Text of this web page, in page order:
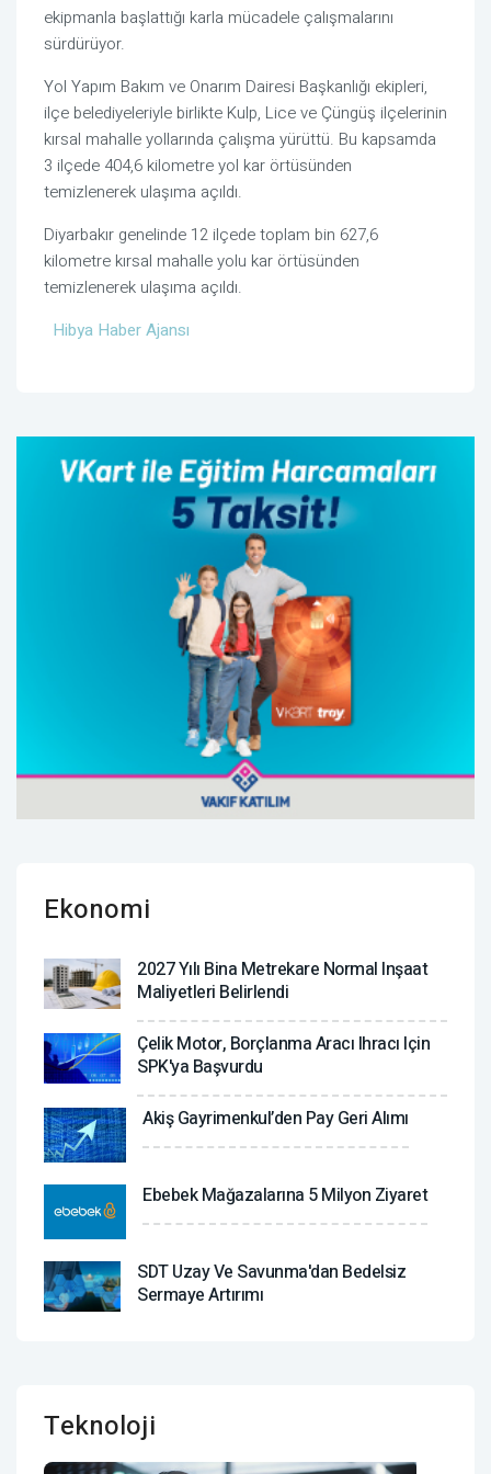
ekipmanla başlattığı karla mücadele çalışmalarını
sürdürüyor.
Yol Yapım Bakım ve Onarım Dairesi Başkanlığı ekipleri,
ilçe belediyeleriyle birlikte Kulp, Lice ve Çüngüş ilçelerinin
kırsal mahalle yollarında çalışma yürüttü. Bu kapsamda
3 ilçede 404,6 kilometre yol kar örtüsünden
temizlenerek ulaşıma açıldı.
Diyarbakır genelinde 12 ilçede toplam bin 627,6
kilometre kırsal mahalle yolu kar örtüsünden
temizlenerek ulaşıma açıldı.
Hibya Haber Ajansı
Ekonomi
2027 Yılı Bina Metrekare Normal Inşaat
Maliyetleri Belirlendi
Çelik Motor, Borçlanma Aracı Ihracı Için
SPK'ya Başvurdu
Akiş Gayrimenkul’den Pay Geri Alımı
Ebebek Mağazalarına 5 Milyon Ziyaret
SDT Uzay Ve Savunma'dan Bedelsiz
Sermaye Artırımı
Teknoloji